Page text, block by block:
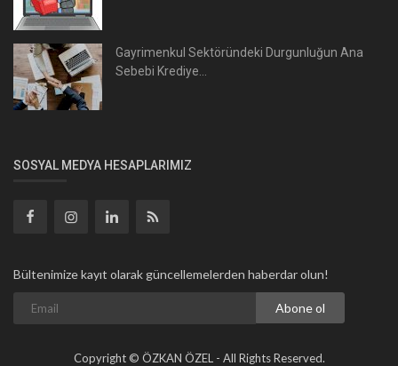
Gayrimenkul Sektöründeki Durgunluğun Ana
Sebebi Krediye...
SOSYAL MEDYA HESAPLARIMIZ
Bültenimize kayıt olarak güncellemelerden haberdar olun!
Abone ol
Copyright © ÖZKAN ÖZEL - All Rights Reserved.